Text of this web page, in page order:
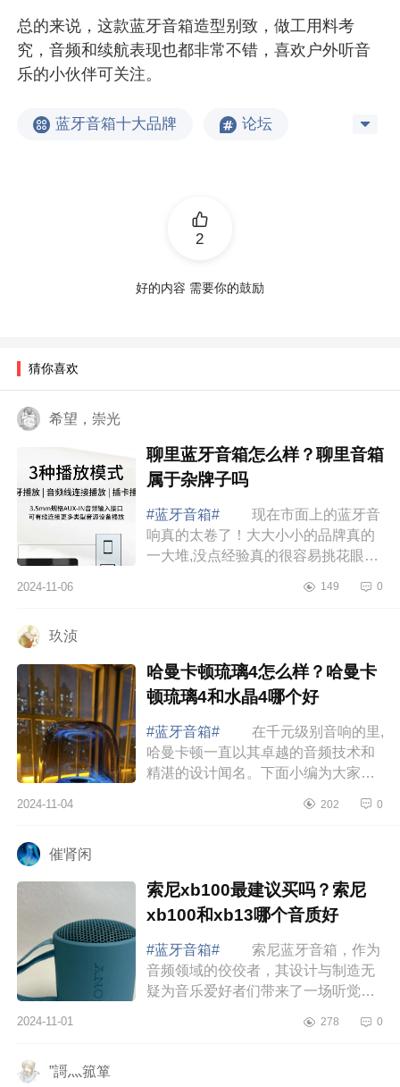
总的来说，这款蓝牙音箱造型别致，做工用料考
究，音频和续航表现也都非常不错，喜欢户外听音
乐的小伙伴可关注。
蓝牙音箱十大品牌 论坛
2
好的内容 需要你的鼓励
猜你喜欢
希望，崇光
聊里蓝牙音箱怎么样？聊里音箱
属于杂牌子吗
#蓝牙音箱#
现在市面上的蓝牙音
响真的太卷了！大大小小的品牌真的
一大堆,没点经验真的很容易挑花眼，
怎么样？聊里音箱属于杂牌子吗
2024-11-06 149 0
玖浈
哈曼卡顿琉璃4怎么样？哈曼卡
顿琉璃4和水晶4哪个好
#蓝牙音箱#
在千元级别音响的里,
哈曼卡顿一直以其卓越的音频技术和
精湛的设计闻名。下面小编为大家介
琉璃4和水晶4哪个好 哈曼卡顿琉
2024-11-04 202 0
催肾闲
索尼xb100最建议买吗？索尼
xb100和xb13哪个音质好
#蓝牙音箱#
索尼蓝牙音箱，作为
音频领域的佼佼者，其设计与制造无
疑为音乐爱好者们带来了一场听觉盛
尼xb100最建议买吗？索尼xb100和
2024-11-01 278 0
”謌灬箛箪